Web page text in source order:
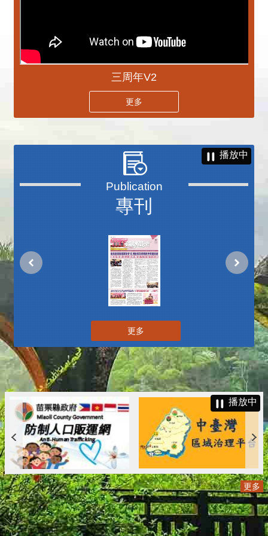
三周年V2
更多
專刊
播放中
更多
播放中
更多